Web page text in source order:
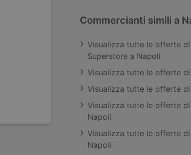
Commercianti simili a
Visualizza tutte le offerte di
Superstore a Napoli
Visualizza tutte le offerte
Visualizza tutte le offerte
Visualizza tutte le offerte di
Napoli
Visualizza tutte le offerte di
Napoli